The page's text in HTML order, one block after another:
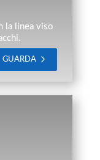
la linea viso
GUARDA